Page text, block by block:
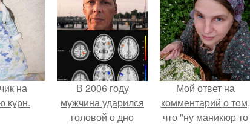
гранях
возможного?
подруга.
на
курн.
В 2006 году
мужчина ударился
головой о дно
Мой ответ на
комментарий о том,
что "ну маникюр то